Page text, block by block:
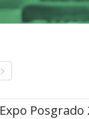
Expo Posgrado